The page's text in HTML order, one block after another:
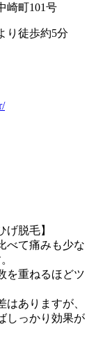
崎町101号
り徒歩約5分
脱毛】
べて痛みも少な
を重ねるほどツ
ありますが、
しっかり効果が